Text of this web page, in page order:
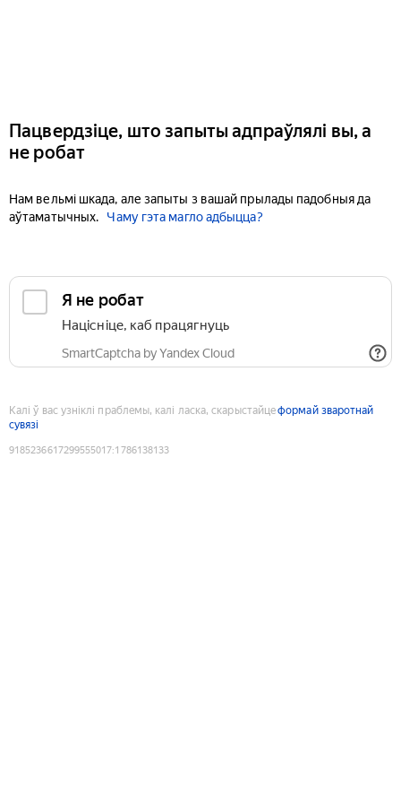
Пацвердзіце, што запыты адпраўлялі вы, а
не робат
Нам вельмі шкада, але запыты з вашай прылады падобныя да
аўтаматычных.
Чаму гэта магло адбыцца?
Я не робат
Націсніце, каб працягнуць
SmartCaptcha by Yandex Cloud
Калі ў вас узніклі праблемы, калі ласка, скарыстайцеформай зваротнай
сувязі
9185236617299555017:1786138133